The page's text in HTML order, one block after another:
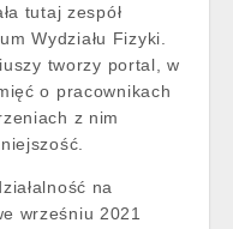
tutaj zespół
Wydziału Fizyki.
tworzy portal, w
o pracownikach
z nim
na
wrześniu 2021